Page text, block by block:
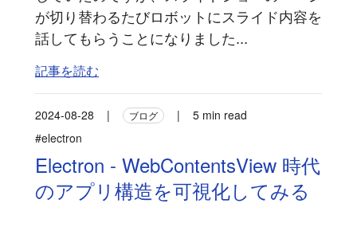
が切り替わるたびロボットにスライド内容を
話してもらうことになりました...
記事を読む
2024-08-28 | ブログ |
5 min read
#electron
Electron - WebContentsView 時代
のアプリ構造を可視化してみる